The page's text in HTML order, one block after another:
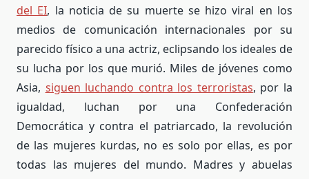
del EI, la noticia de su muerte se hizo viral en los
medios de comunicación internacionales por su
parecido físico a una actriz, eclipsando los ideales de
su lucha por los que murió. Miles de jóvenes como
Asia, siguen luchando contra los terroristas, por la
igualdad, luchan por una Confederación
Democrática y contra el patriarcado, la revolución
de las mujeres kurdas, no es solo por ellas, es por
todas las mujeres del mundo. Madres y abuelas